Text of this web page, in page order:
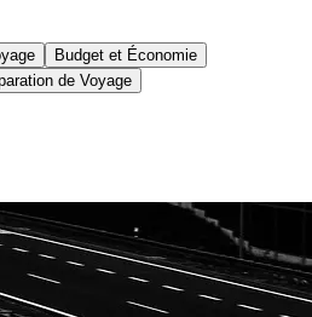
Budget et Économie
de Voyage